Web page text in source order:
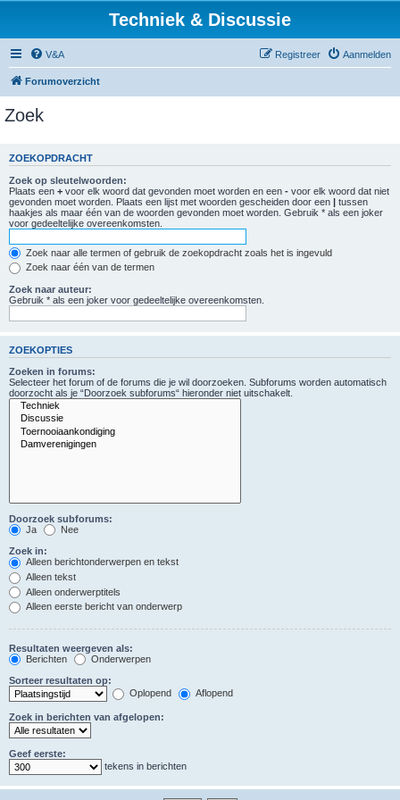
Techniek & Discussie
V&A Aanmelden
Registreer
Forumoverzicht
Zoek
ZOEKOPDRACHT
Zoek op sleutelwoorden:
Plaats een + voor elk woord dat gevonden moet worden en een - voor elk woord dat niet
gevonden moet worden. Plaats een lijst met woorden gescheiden door een | tussen
haakjes als maar één van de woorden gevonden moet worden. Gebruik * als een joker
voor gedeeltelijke overeenkomsten.
Zoek naar alle termen of gebruik de zoekopdracht zoals het is ingevuld
Zoek naar één van de termen
Zoek naar auteur:
Gebruik * als een joker voor gedeeltelijke overeenkomsten.
ZOEKOPTIES
Zoeken in forums:
Selecteer het forum of de forums die je wil doorzoeken. Subforums worden automatisch
doorzocht als je “Doorzoek subforums“ hieronder niet uitschakelt.
Doorzoek subforums:
Ja
Nee
Zoek in:
Alleen berichtonderwerpen en tekst
Alleen tekst
Alleen onderwerptitels
Alleen eerste bericht van onderwerp
Resultaten weergeven als:
Berichten
Onderwerpen
Sorteer resultaten op:
Oplopend
Aflopend
Zoek in berichten van afgelopen:
Geef eerste:
tekens in berichten